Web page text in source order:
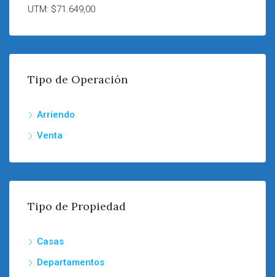
UTM: $71.649,00
Tipo de Operación
Arriendo
Venta
Tipo de Propiedad
Casas
Departamentos